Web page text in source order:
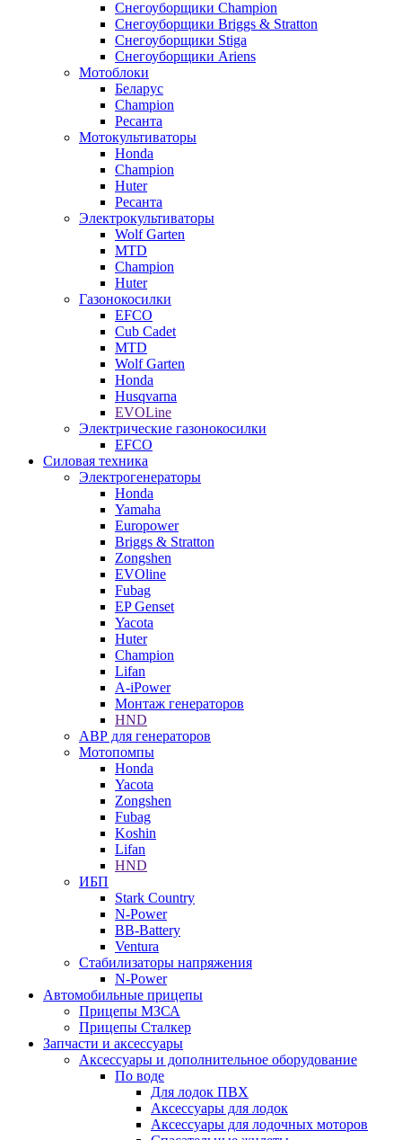
Снегоуборщики Champion
Снегоуборщики Briggs & Stratton
Снегоуборщики Stiga
Снегоуборщики Ariens
Мотоблоки
Беларус
Champion
Ресанта
Мотокультиваторы
Honda
Champion
Huter
Ресанта
Электрокультиваторы
Wolf Garten
MTD
Champion
Huter
Газонокосилки
EFCO
Cub Cadet
MTD
Wolf Garten
Honda
Husqvarna
EVOLine
Электрические газонокосилки
EFCO
Силовая техника
Электрогенераторы
Honda
Yamaha
Europower
Briggs & Stratton
Zongshen
EVOline
Fubag
EP Genset
Yacota
Huter
Champion
Lifan
A-iPower
Монтаж генераторов
HND
АВР для генераторов
Мотопомпы
Honda
Yacota
Zongshen
Fubag
Koshin
Lifan
HND
ИБП
Stark Country
N-Power
BB-Battery
Ventura
Стабилизаторы напряжения
N-Power
Автомобильные прицепы
Прицепы МЗСА
Прицепы Сталкер
Запчасти и аксессуары
Аксессуары и дополнительное оборудование
По воде
Для лодок ПВХ
Аксессуары для лодок
Аксессуары для лодочных моторов